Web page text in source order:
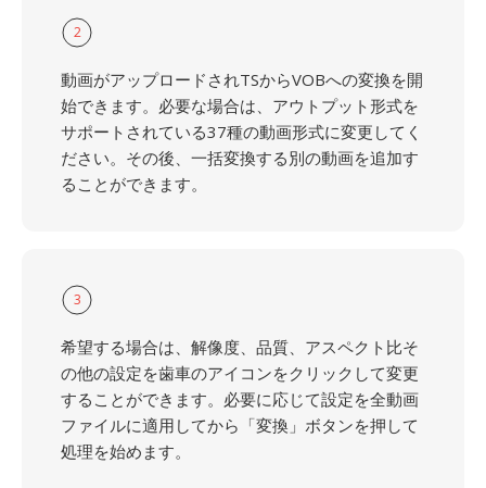
2
動画がアップロードされTSからVOBへの変換を開
始できます。必要な場合は、アウトプット形式を
サポートされている37種の動画形式に変更してく
ださい。その後、一括変換する別の動画を追加す
ることができます。
3
希望する場合は、解像度、品質、アスペクト比そ
の他の設定を歯車のアイコンをクリックして変更
することができます。必要に応じて設定を全動画
ファイルに適用してから「変換」ボタンを押して
処理を始めます。